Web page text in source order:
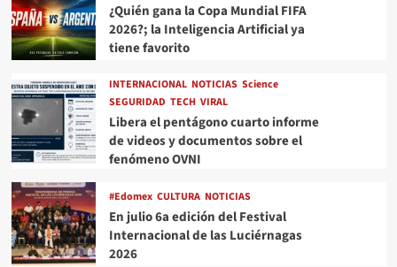
¿Quién gana la Copa Mundial FIFA
2026?; la Inteligencia Artificial ya
tiene favorito
INTERNACIONAL NOTICIAS Science
SEGURIDAD TECH VIRAL
Libera el pentágono cuarto informe
de videos y documentos sobre el
fenómeno OVNI
#Edomex CULTURA NOTICIAS
En julio 6a edición del Festival
Internacional de las Luciérnagas
2026